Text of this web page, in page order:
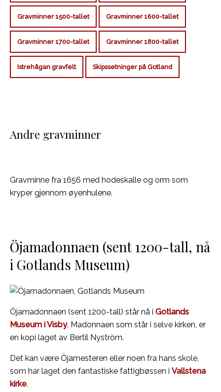
Gravminner 1500-tallet Gravminner 1600-tallet
Gravminner 1700-tallet Gravminner 1800-tallet
Istrehågan gravfelt Skipssetninger på Gotland
Andre gravminner
Gravminne fra 1656 med hodeskalle og orm som
kryper gjennom øyenhulene.
Öjamadonnaen (sent 1200-tall, nå
i Gotlands Museum)
Öjamadonnaen (sent 1200-tall) står nå i Gotlands
Museum i Visby. Madonnaen som står i selve kirken, er
en kopi laget av Bertil Nyström.
Det kan være Öjamesteren eller noen fra hans skole,
som har laget den fantastiske fattigbøssen i Vallstena
kirke.